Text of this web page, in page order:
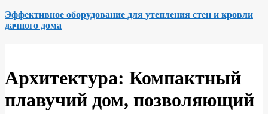
Эффективное оборудование для утепления стен и кровли
дачного дома
Архитектура: Компактный
плавучий дом, позволяющий